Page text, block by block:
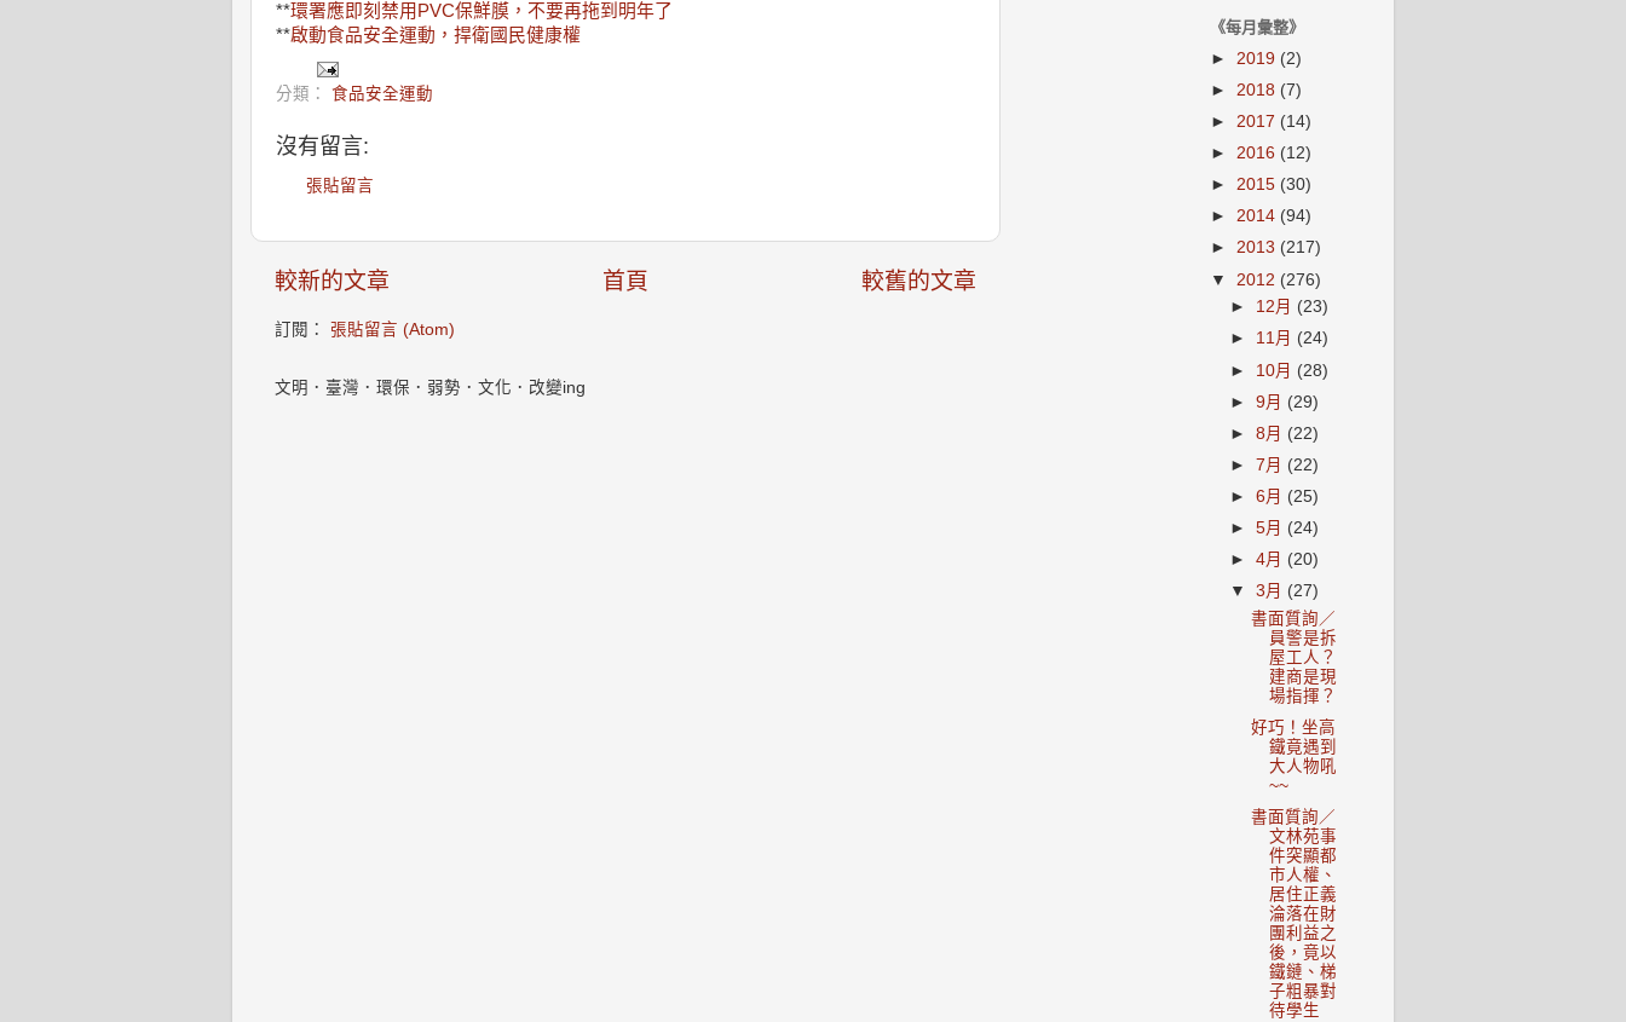
**環署應即刻禁用PVC保鮮膜，不要再拖到明年了
**啟動食品安全運動，捍衛國民健康權
分類： 食品安全運動
沒有留言:
張貼留言
較新的文章 較舊的文章
首頁
訂閱： 張貼留言 (Atom)
文明．臺灣．環保．弱勢．文化．改變ing
《每月彙整》
► 2019 (2)
► 2018 (7)
► 2017 (14)
► 2016 (12)
► 2015 (30)
► 2014 (94)
► 2013 (217)
▼ 2012 (276)
► 12月 (23)
► 11月 (24)
► 10月 (28)
►9月 (29)
►8月 (22)
►7月 (22)
►6月 (25)
►5月 (24)
►4月 (20)
▼3月 (27)
書面質詢／
員警是拆
屋工人？
建商是現
場指揮？
好巧！坐高
鐵竟遇到
大人物吼
~~
書面質詢／
文林苑事
件突顯都
市人權、
居住正義
淪落在財
團利益之
後，竟以
鐵鏈、梯
子粗暴對
待學生